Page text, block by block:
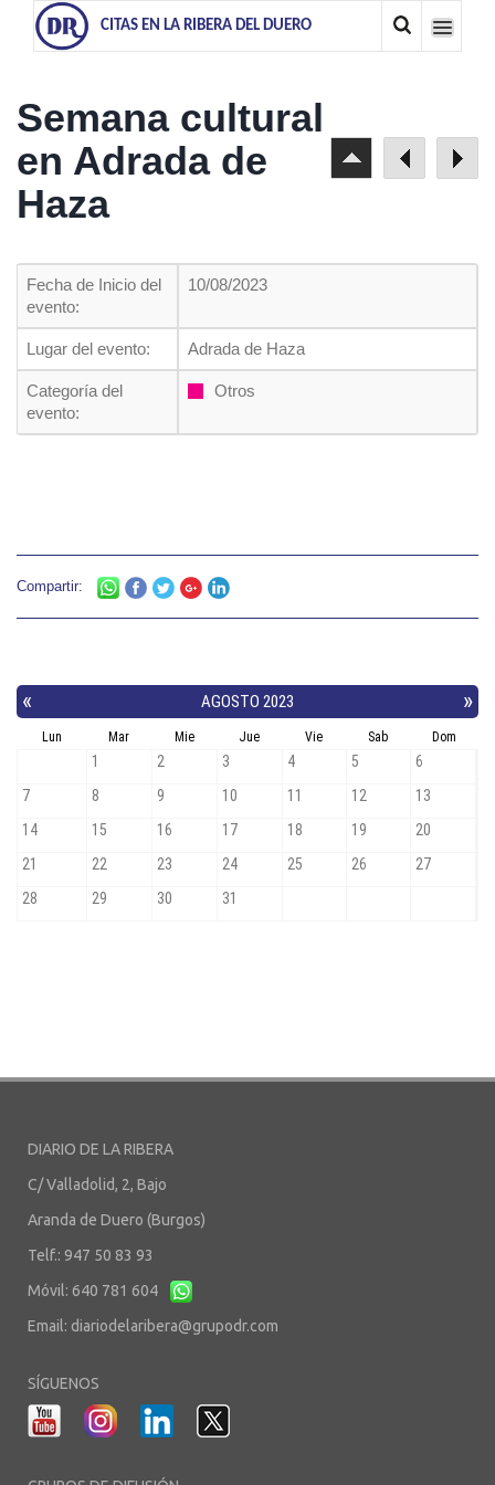
CITAS EN LA RIBERA DEL DUERO
Semana cultural
en Adrada de
Haza
Fecha de Inicio del
evento:
10/08/2023
Lugar del evento: Adrada de Haza
Categoría del
evento:
Otros
Compartir:
DIARIO DE LA RIBERA
C/ Valladolid, 2, Bajo
Aranda de Duero (Burgos)
Telf.: 947 50 83 93
Móvil: 640 781 604
Email: diariodelaribera@grupodr.com
SÍGUENOS